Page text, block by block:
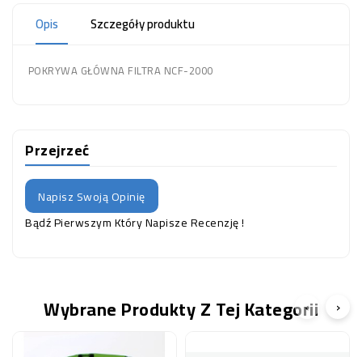
Opis Szczegóły produktu
POKRYWA GŁÓWNA FILTRA NCF-2000
Przejrzeć
Napisz Swoją Opinię
Bądź Pierwszym Który Napisze Recenzję !
Wybrane Produkty Z Tej Kategorii
‹ ›